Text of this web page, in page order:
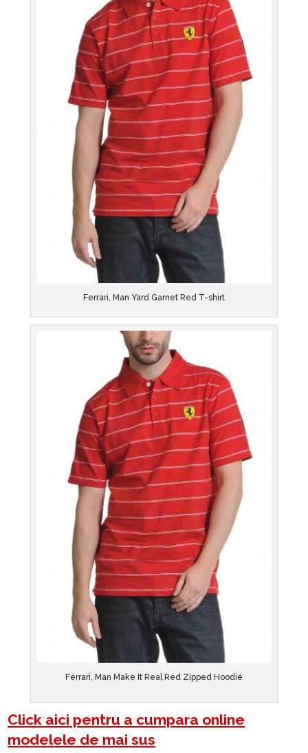
Ferrari, Man Yard Garnet Red T-shirt
Ferrari, Man Make It Real Red Zipped Hoodie
Click aici pentru a cumpara online
modelele de mai sus